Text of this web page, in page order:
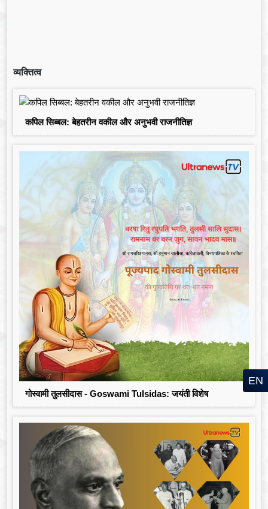
व्यक्तित्व
कपिल सिब्बल: बेहतरीन वकील और अनुभवी राजनीतिज्ञ
गोस्वामी तुलसीदास - Goswami Tulsidas: जयंती विशेष
EN